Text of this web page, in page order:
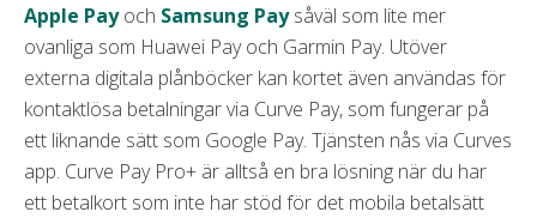
Apple Payoch Samsung Paysåväl som lite mer
ovanliga som Huawei Pay och Garmin Pay. Utöver
externa digitala plånböcker kan kortet även användas för
kontaktlösa betalningar via Curve Pay, som fungerar på
ett liknande sätt som Google Pay. Tjänsten nås via Curves
app. Curve Pay Pro+ är alltså en bra lösning när du har
ett betalkort som inte har stöd för det mobila betalsätt